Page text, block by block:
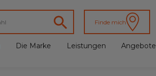
Finde mich
Die Marke Leistungen Angebote